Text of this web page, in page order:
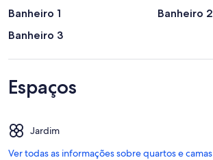
Banheiro 1
Banheiro 2
Banheiro 3
Espaços
Jardim
Ver todas as informações sobre quartos e camas